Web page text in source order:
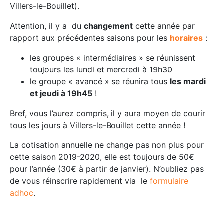
Villers-le-Bouillet).
Attention, il y a du changement cette année par
rapport aux précédentes saisons pour les horaires :
les groupes « intermédiaires » se réunissent
toujours les lundi et mercredi à 19h30
le groupe « avancé » se réunira tous les mardi
et jeudi à 19h45 !
Bref, vous l’aurez compris, il y aura moyen de courir
tous les jours à Villers-le-Bouillet cette année !
La cotisation annuelle ne change pas non plus pour
cette saison 2019-2020, elle est toujours de 50€
pour l’année (30€ à partir de janvier). N’oubliez pas
de vous réinscrire rapidement via le formulaire
adhoc.